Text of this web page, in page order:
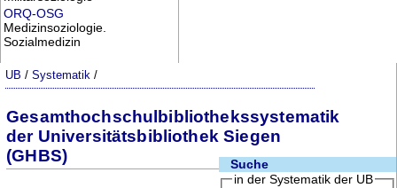
ORQ-OSG
Medizinsoziologie.
Sozialmedizin
UB /Systematik /
Gesamthochschulbibliothekssystematik
der Universitätsbibliothek Siegen
(GHBS)
Suche
in der Systematik der UB